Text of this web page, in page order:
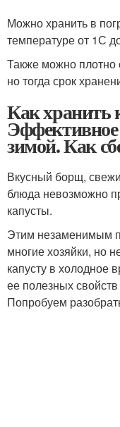
Можно хранить в
температуре от 1С
Также можно плотно
но тогда срок
Как хранить
зимой. Как
Вкусный борщ,
блюда невозможно
капусты.
Этим незаменимым
многие хозяйки, но
капусту в холодное
ее полезных
Попробуем